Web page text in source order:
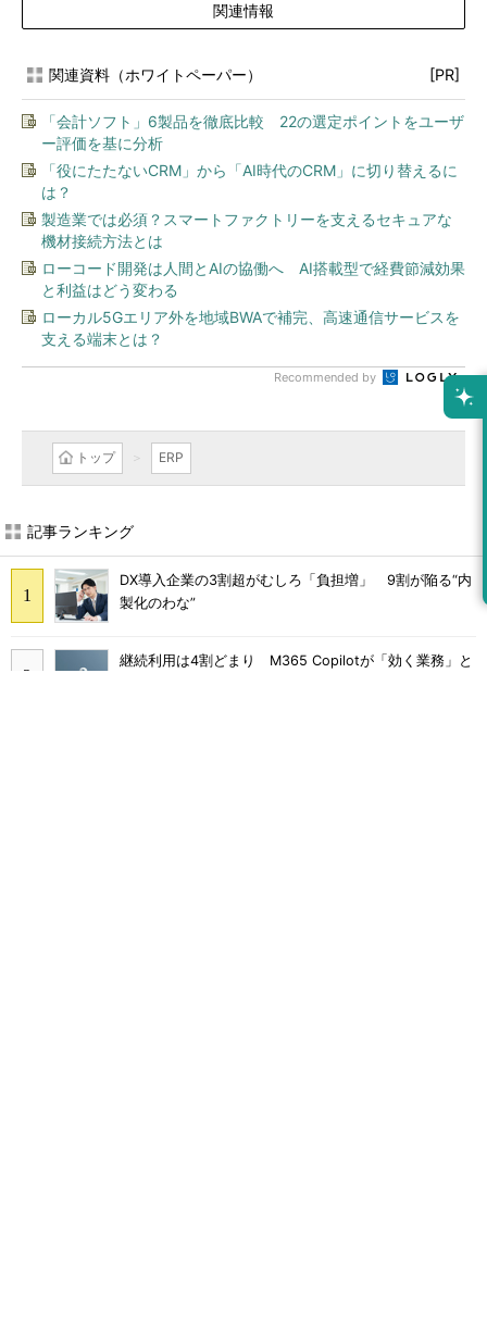
関連情報
関連資料（ホワイトペーパー） [PR]
「会計ソフト」6製品を徹底比較 22の選定ポイントをユーザ
ー評価を基に分析
「役にたたないCRM」から「AI時代のCRM」に切り替えるに
は？
製造業では必須？スマートファクトリーを支えるセキュアな
機材接続方法とは
ローコード開発は人間とAIの協働へ AI搭載型で経費節減効果
と利益はどう変わる
ローカル5Gエリア外を地域BWAで補完、高速通信サービスを
支える端末とは？
Recommended by
トップ ERP
記事ランキング
DX導入企業の3割超がむしろ「負担増」 9割が陥る“内
製化のわな”
継続利用は4割どまり M365 Copilotが「効く業務」と